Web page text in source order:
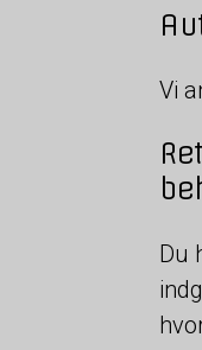
Vi
Du